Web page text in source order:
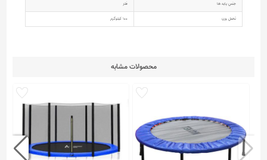
جنس پایه ها فلز
تحمل وزن 100 کیلوگرم
محصولات مشابه